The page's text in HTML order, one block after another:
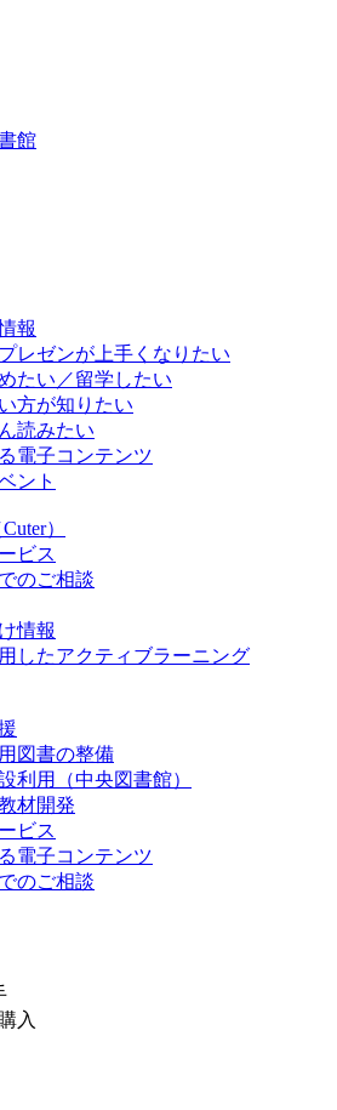
館
報
レゼンが上手くなりたい
たい／留学したい
方が知りたい
読みたい
電子コンテンツ
ント
）
ビス
のご相談
情報
したアクティブラーニング
図書の整備
利用（中央図書館）
材開発
ビス
電子コンテンツ
のご相談
入